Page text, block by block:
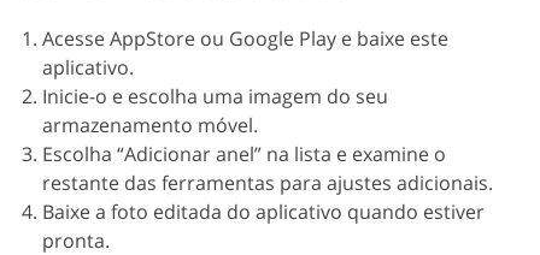
Acesse AppStore ou Google Play e baixe este
aplicativo.
Inicie-o e escolha uma imagem do seu
armazenamento móvel.
Escolha “Adicionar anel” na lista e examine o
restante das ferramentas para ajustes adicionais.
Baixe a foto editada do aplicativo quando estiver
pronta.